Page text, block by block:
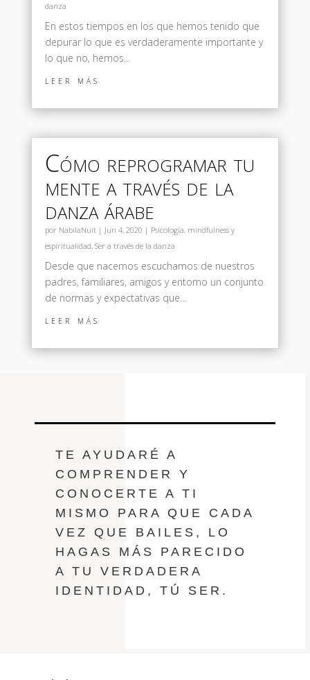
danza
En estos tiempos en los que hemos tenido que
depurar lo que es verdaderamente importante y
lo que no, hemos...
leer más
Cómo reprogramar tu
mente a través de la
danza árabe
por NabilaNuit| Jun 4, 2020 | Psicología, mindfulness y
espiritualidad, Ser a través de la danza
Desde que nacemos escuchamos de nuestros
padres, familiares, amigos y entorno un conjunto
de normas y expectativas que...
leer más
TE AYUDARÉ A
COMPRENDER Y
CONOCERTE A TI
MISMO PARA QUE CADA
VEZ QUE BAILES, LO
HAGAS MÁS PARECIDO
A TU VERDADERA
IDENTIDAD, TÚ SER.